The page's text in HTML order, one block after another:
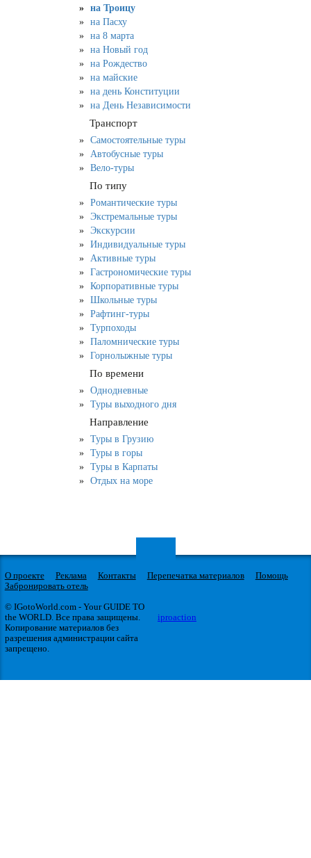
на Троицу
на Пасху
на 8 марта
на Новый год
на Рождество
на майские
на день Конституции
на День Независимости
Транспорт
Самостоятельные туры
Автобусные туры
Вело-туры
По типу
Романтические туры
Экстремальные туры
Экскурсии
Индивидуальные туры
Активные туры
Гастрономические туры
Корпоративные туры
Школьные туры
Рафтинг-туры
Турпоходы
Паломнические туры
Горнолыжные туры
По времени
Однодневные
Туры выходного дня
Направление
Туры в Грузию
Туры в горы
Туры в Карпаты
Отдых на море
О проекте Реклама Контакты Перепечатка материалов
Помощь
Забронировать отель
© IGotoWorld.com - Your GUIDE TO
the WORLD. Все права защищены.
Копирование материалов без
разрешения администрации сайта
запрещено.
iproaction